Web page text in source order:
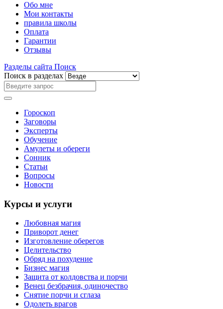
Обо мне
Мои контакты
правила школы
Оплата
Гарантии
Отзывы
Разделы сайта Поиск
Поиск в разделах
Гороскоп
Заговоры
Эксперты
Обучение
Амулеты и обереги
Сонник
Статьи
Вопросы
Новости
Курсы и услуги
Любовная магия
Приворот денег
Изготовление оберегов
Целительство
Обряд на похудение
Бизнес магия
Защита от колдовства и порчи
Венец безбрачия, одиночество
Снятие порчи и сглаза
Одолеть врагов